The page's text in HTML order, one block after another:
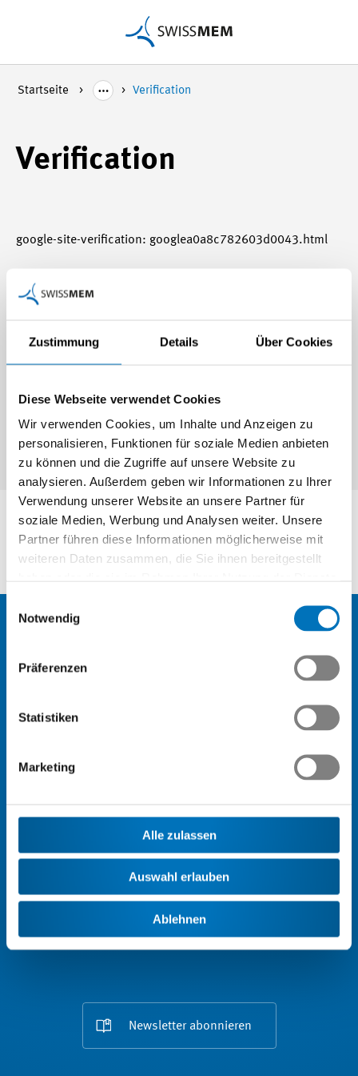
Zustimmung Details Über Cookies
Diese Webseite verwendet Cookies
Wir verwenden Cookies, um Inhalte und Anzeigen zu
personalisieren, Funktionen für soziale Medien anbieten
zu können und die Zugriffe auf unsere Website zu
analysieren. Außerdem geben wir Informationen zu Ihrer
Verwendung unserer Website an unsere Partner für
soziale Medien, Werbung und Analysen weiter. Unsere
Partner führen diese Informationen möglicherweise mit
weiteren Daten zusammen, die Sie ihnen bereitgestellt
Notwendig
Präferenzen
Statistiken
Marketing
Alle zulassen
Auswahl erlauben
Ablehnen
Startseite Verification
Verification
google-site-verification: googlea0a8c782603d0043.html
google-site-verification:
Newsletter abonnieren